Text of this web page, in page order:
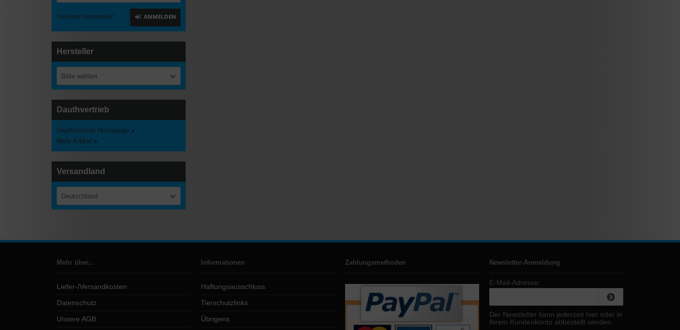
Passwort vergessen? ANMELDEN
Hersteller
Bitte wählen
Dauthvertrieb
Dauthvertrieb Homepage »
Mehr Artikel »
Versandland
Deutschland
Mehr über...
Liefer-/Versandkosten
Datenschutz
Unsere AGB
Informationen
Haftungsausschluss
Tierschutzlinks
Übrigens
Zahlungsmethoden Newsletter-Anmeldung
E-Mail-Adresse:
Der Newsletter kann jederzeit hier oder in
Ihrem Kundenkonto abbestellt werden.